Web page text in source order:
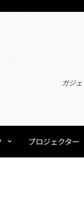
ガジ
プロジェクター